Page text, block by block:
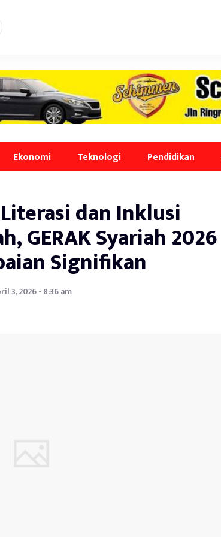
Ekonomi Teknologi Pendidikan
dan Inklusi
GERAK Syariah 2026
Signifikan
3, 2026 - 8:36 am